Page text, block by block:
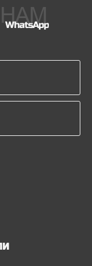
WhatsApp